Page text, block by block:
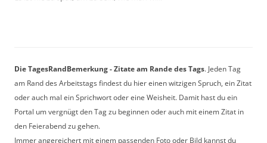
Die TagesRandBemerkung - Zitate am Rande des Tags. Jeden Tag
am Rand des Arbeitstags findest du hier einen witzigen Spruch, ein Zitat
oder auch mal ein Sprichwort oder eine Weisheit. Damit hast du ein
Portal um vergnügt den Tag zu beginnen oder auch mit einem Zitat in
den Feierabend zu gehen.
Immer angereichert mit einem passenden Foto oder Bild kannst du